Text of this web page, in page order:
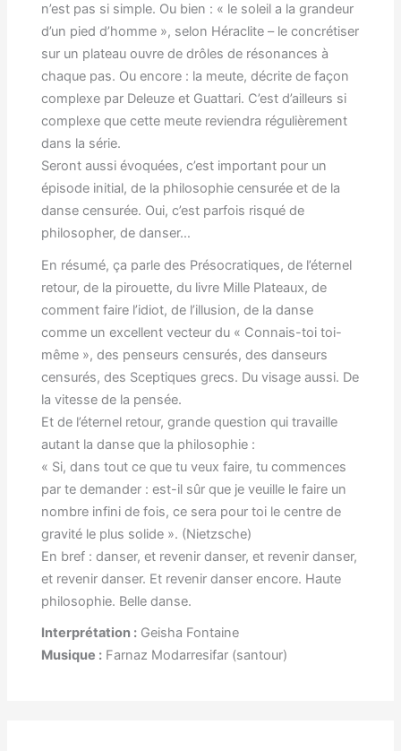
n’est pas si simple. Ou bien : « le soleil a la grandeur
d’un pied d’homme », selon Héraclite – le concrétiser
sur un plateau ouvre de drôles de résonances à
chaque pas. Ou encore : la meute, décrite de façon
complexe par Deleuze et Guattari. C’est d’ailleurs si
complexe que cette meute reviendra régulièrement
dans la série.
Seront aussi évoquées, c’est important pour un
épisode initial, de la philosophie censurée et de la
danse censurée. Oui, c’est parfois risqué de
philosopher, de danser…
En résumé, ça parle des Présocratiques, de l’éternel
retour, de la pirouette, du livre Mille Plateaux, de
comment faire l’idiot, de l’illusion, de la danse
comme un excellent vecteur du « Connais-toi toi-
même », des penseurs censurés, des danseurs
censurés, des Sceptiques grecs. Du visage aussi. De
la vitesse de la pensée.
Et de l’éternel retour, grande question qui travaille
autant la danse que la philosophie :
« Si, dans tout ce que tu veux faire, tu commences
par te demander : est-il sûr que je veuille le faire un
nombre infini de fois, ce sera pour toi le centre de
gravité le plus solide ». (Nietzsche)
En bref : danser, et revenir danser, et revenir danser,
et revenir danser. Et revenir danser encore. Haute
philosophie. Belle danse.
Interprétation :Geisha Fontaine
Musique :Farnaz Modarresifar (santour)